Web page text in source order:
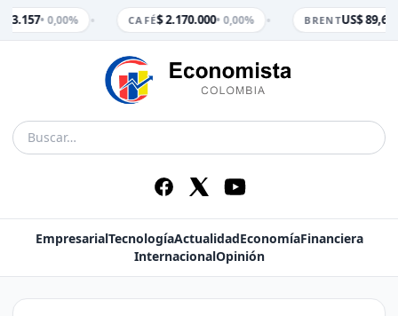
3.157• 0,00% CAFÉ$ 2.170.000• 0,00% BRENTUS$ 89,65
EmpresarialTecnologíaActualidadEconomíaFinanciera
InternacionalOpinión